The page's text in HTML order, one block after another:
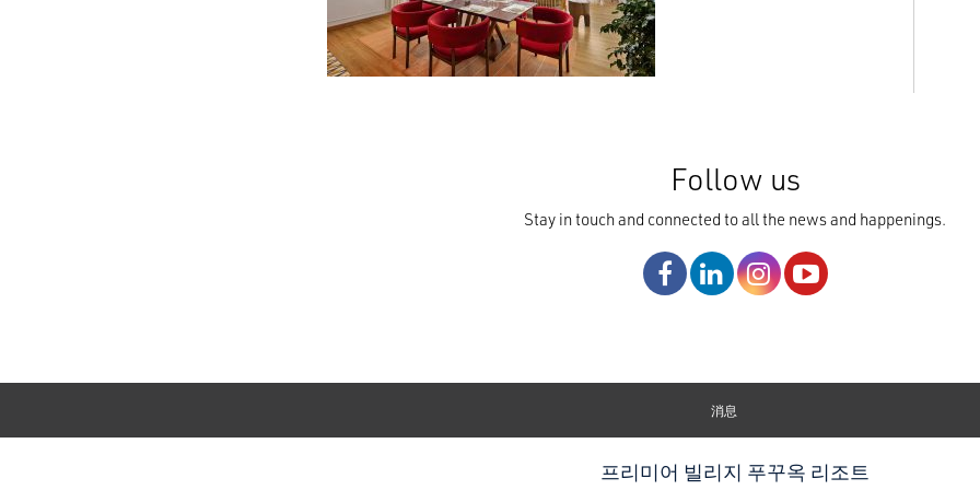
Follow us
Stay in touch and connected to all the news and happenings.
消息
프리미어 빌리지 푸꾸옥 리조트